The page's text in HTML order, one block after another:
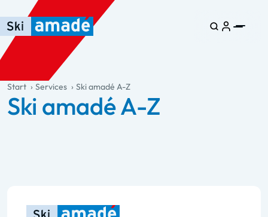
Zum Haupt-Inhalt springen
Springe zur Tabelle
Zur Haupt-Navigation springen
general.table-of-content
Start Services Ski amadé A-Z
Ski amadé A-Z